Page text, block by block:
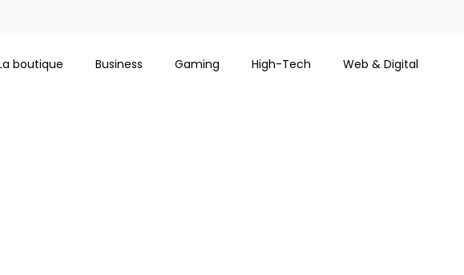
boutique Business Gaming High-Tech Web & Digital